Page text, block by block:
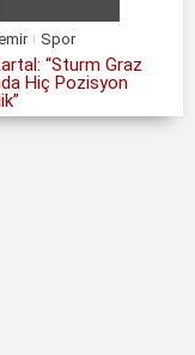
Spor
“Sturm Graz
Hiç Pozisyon